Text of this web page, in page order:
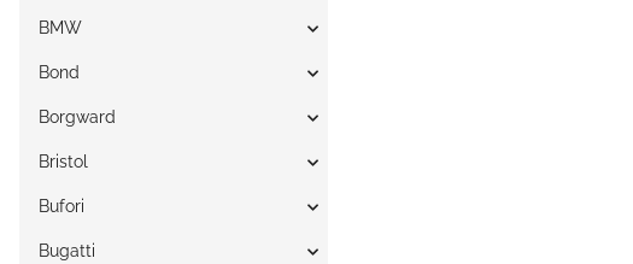
BMW
Bond
Borgward
Bristol
Bufori
Bugatti